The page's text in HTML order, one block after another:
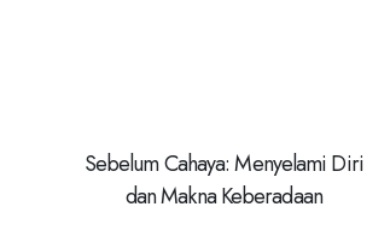
Sebelum Cahaya: Menyelami Diri
dan Makna Keberadaan